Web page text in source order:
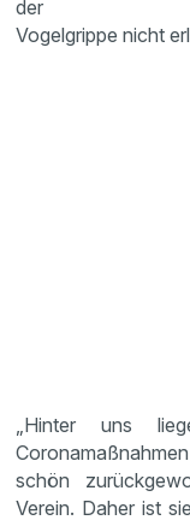
der
Vogelgrippe nicht
„Hinter uns
schön
Verein. Daher ist